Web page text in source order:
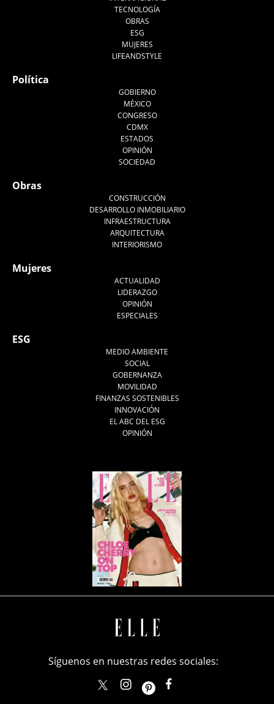
TECNOLOGÍA
OBRAS
ESG
MUJERES
LIFEANDSTYLE
Política
GOBIERNO
MÉXICO
CONGRESO
CDMX
ESTADOS
OPINIÓN
SOCIEDAD
Obras
CONSTRUCCIÓN
DESARROLLO INMOBILIARIO
INFRAESTRUCTURA
ARQUITECTURA
INTERIORISMO
Mujeres
ACTUALIDAD
LIDERAZGO
OPINIÓN
ESPECIALES
ESG
MEDIO AMBIENTE
SOCIAL
GOBERNANZA
MOVILIDAD
FINANZAS SOSTENIBLES
INNOVACIÓN
EL ABC DEL ESG
OPINIÓN
Síguenos en nuestras redes sociales:
elle_mexicoellemexico